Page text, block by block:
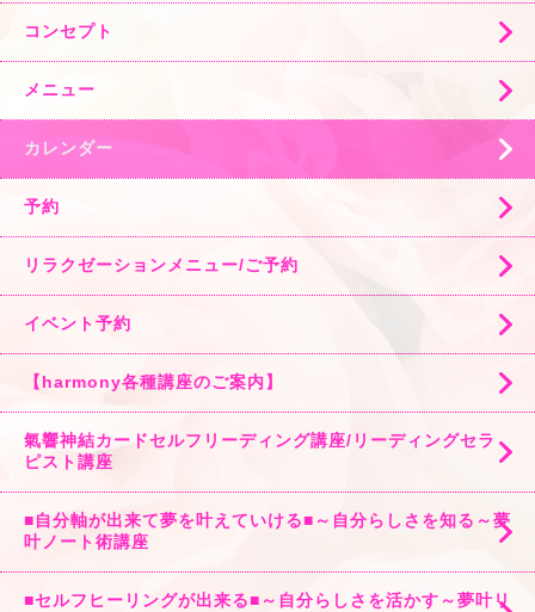
コンセプト
メニュー
カレンダー
予約
リラクゼーションメニュー/ご予約
イベント予約
【harmony各種講座のご案内】
氣響神結カードセルフリーディング講座/リーディングセラ
ピスト講座
■自分軸が出来て夢を叶えていける■～自分らしさを知る～夢
叶ノート術講座
■セルフヒーリングが出来る■～自分らしさを活かす～夢叶リ